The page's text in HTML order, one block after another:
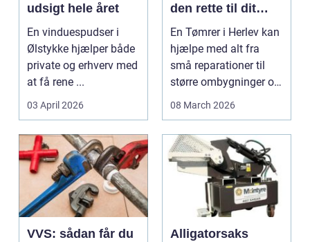
udsigt hele året
En vinduespudser i
Ølstykke hjælper både
private og erhverv med
at få rene ...
03 April 2026
den rette til dit
projekt
En Tømrer i Herlev kan
hjælpe med alt fra
små reparationer til
større ombygninger og
tilbygninger. N...
08 March 2026
VVS: sådan får du
Alligatorsaks